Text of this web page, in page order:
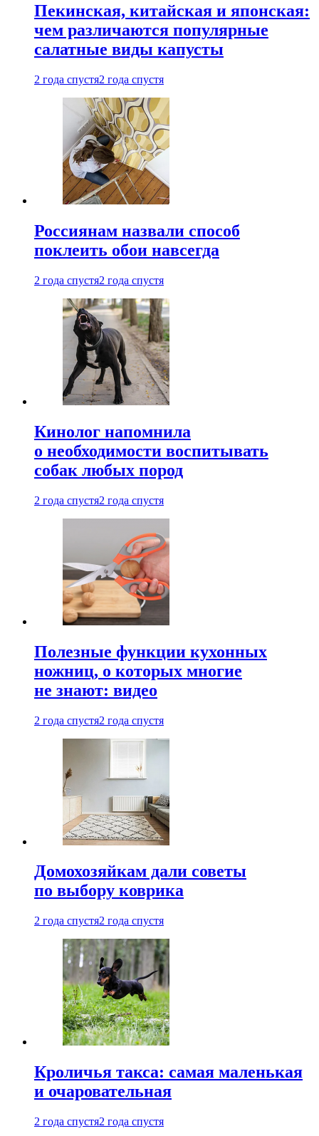
Пекинская, китайская и японская:
чем различаются популярные
салатные виды капусты
2 года спустя2 года спустя
Россиянам назвали способ
поклеить обои навсегда
2 года спустя2 года спустя
Кинолог напомнила
о необходимости воспитывать
собак любых пород
2 года спустя2 года спустя
Полезные функции кухонных
ножниц, о которых многие
не знают: видео
2 года спустя2 года спустя
Домохозяйкам дали советы
по выбору коврика
2 года спустя2 года спустя
Кроличья такса: самая маленькая
и очаровательная
2 года спустя2 года спустя